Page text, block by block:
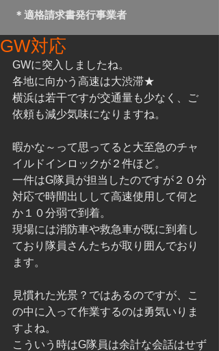
＊適格請求書発行事業者
GW対応
GWに突入しましたね。
各地に向かう高速は大渋滞★
横浜は若干ですが交通量も少なく、ご
依頼も減少気味になりますね。
暇かな～って思ってると大至急のチャ
イルドインロックが２件ほど。
一件はG隊員が担当したのですが２０分
対応で時間出しして高速使用して何と
か１０分弱で到着。
現場には消防車や救急車が既に到着し
ており隊員さんたちが取り囲んでおり
ます。
見慣れた光景？ではあるのですが、こ
の中に入って作業するのは勇気いりま
すよね。
こういう時はG隊員は余計な会話はせず